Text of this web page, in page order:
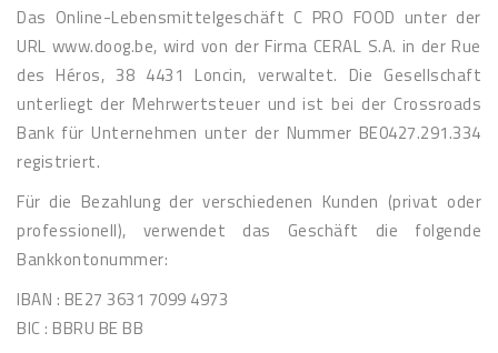
Das Online-Lebensmittelgeschäft C PRO FOOD unter der
URL www.doog.be, wird von der Firma CERAL S.A. in der Rue
des Héros, 38 4431 Loncin, verwaltet. Die Gesellschaft
unterliegt der Mehrwertsteuer und ist bei der Crossroads
Bank für Unternehmen unter der Nummer BE0427.291.334
registriert.
Für die Bezahlung der verschiedenen Kunden (privat oder
professionell), verwendet das Geschäft die folgende
Bankkontonummer:
IBAN : BE27 3631 7099 4973
BIC : BBRU BE BB